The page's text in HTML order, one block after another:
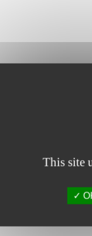
This site